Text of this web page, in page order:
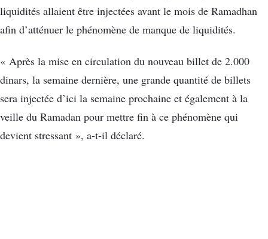
liquidités allaient être injectées avant le mois de Ramadhan
afin d’atténuer le phénomène de manque de liquidités.
« Après la mise en circulation du nouveau billet de 2.000
dinars, la semaine dernière, une grande quantité de billets
sera injectée d’ici la semaine prochaine et également à la
veille du Ramadan pour mettre fin à ce phénomène qui
devient stressant », a-t-il déclaré.